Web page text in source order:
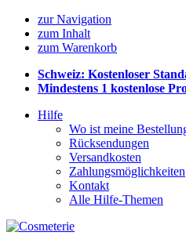
zur Navigation
zum Inhalt
zum Warenkorb
Schweiz: Kostenloser
Mindestens 1 kostenlose
Hilfe
Wo ist meine
Rücksendungen
Versandkosten
Zahlungsmöglichkeiten
Kontakt
Alle Hilfe-Themen